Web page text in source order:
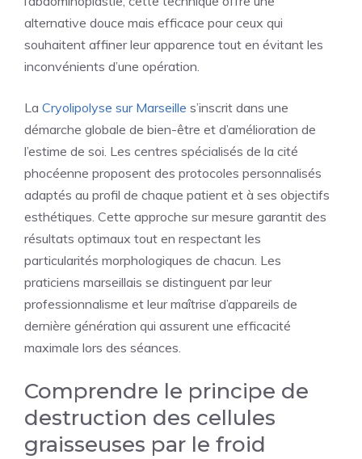
alternative douce mais efficace pour ceux qui
souhaitent affiner leur apparence tout en évitant les
inconvénients d’une opération.
La Cryolipolyse sur Marseille s’inscrit dans une
démarche globale de bien-être et d’amélioration de
l’estime de soi. Les centres spécialisés de la cité
phocéenne proposent des protocoles personnalisés
adaptés au profil de chaque patient et à ses objectifs
esthétiques. Cette approche sur mesure garantit des
résultats optimaux tout en respectant les
particularités morphologiques de chacun. Les
praticiens marseillais se distinguent par leur
professionnalisme et leur maîtrise d’appareils de
dernière génération qui assurent une efficacité
maximale lors des séances.
Comprendre le principe de
destruction des cellules
graisseuses par le froid